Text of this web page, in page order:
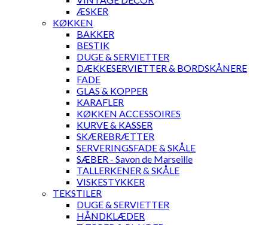
ÆSKER
KØKKEN
BAKKER
BESTIK
DUGE & SERVIETTER
DÆKKESERVIETTER & BORDSKÅNERE
FADE
GLAS & KOPPER
KARAFLER
KØKKEN ACCESSOIRES
KURVE & KASSER
SKÆREBRÆTTER
SERVERINGSFADE & SKÅLE
SÆBER - Savon de Marseille
TALLERKENER & SKÅLE
VISKESTYKKER
TEKSTILER
DUGE & SERVIETTER
HÅNDKLÆDER